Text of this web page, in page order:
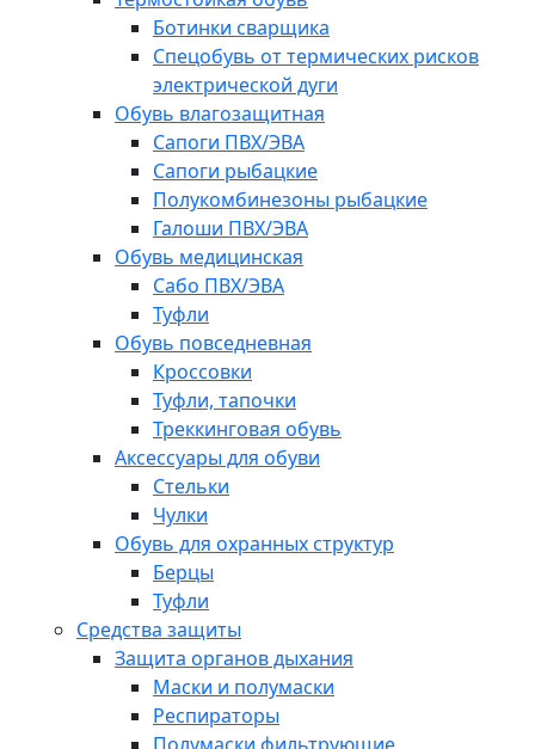
Ботинки сварщика
Спецобувь от термических рисков
электрической дуги
Обувь влагозащитная
Сапоги ПВХ/ЭВА
Сапоги рыбацкие
Полукомбинезоны рыбацкие
Галоши ПВХ/ЭВА
Обувь медицинская
Сабо ПВХ/ЭВА
Туфли
Обувь повседневная
Кроссовки
Туфли, тапочки
Треккинговая обувь
Аксессуары для обуви
Стельки
Чулки
Обувь для охранных структур
Берцы
Туфли
Средства защиты
Защита органов дыхания
Маски и полумаски
Респираторы